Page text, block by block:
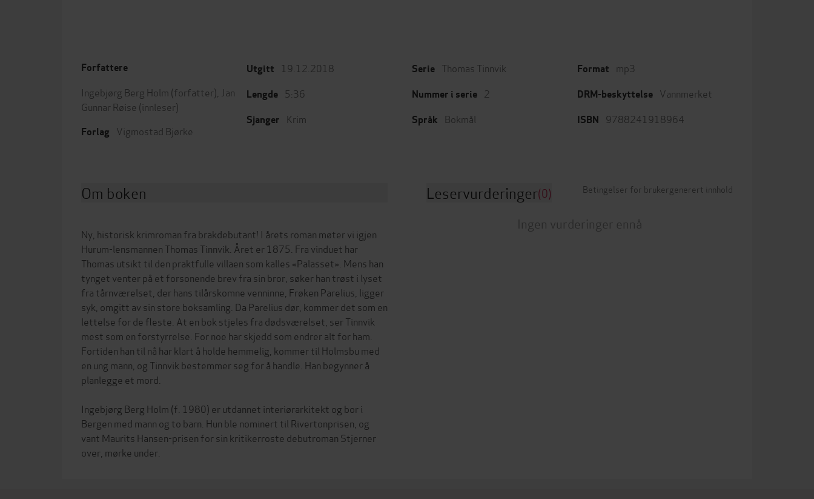
Forfattere
Ingebjørg Berg Holm (forfatter), Jan
Gunnar Røise (innleser)
Forlag Vigmostad Bjørke
Utgitt 19.12.2018
Lengde 5:36
Sjanger Krim
Serie Thomas Tinnvik
Nummer i serie 2
Språk Bokmål
Format mp3
DRM-beskyttelse Vannmerket
ISBN 9788241918964
Om boken
Ny, historisk krimroman fra brakdebutant! I årets roman møter vi igjen
Hurum-lensmannen Thomas Tinnvik. Året er 1875. Fra vinduet har
Thomas utsikt til den praktfulle villaen som kalles «Palasset». Mens han
tynget venter på et forsonende brev fra sin bror, søker han trøst i lyset
fra tårnværelset, der hans tilårskomne venninne, Frøken Parelius, ligger
syk, omgitt av sin store boksamling. Da Parelius dør, kommer det som en
lettelse for de fleste. At en bok stjeles fra dødsværelset, ser Tinnvik
mest som en forstyrrelse. For noe har skjedd som endrer alt for ham.
Fortiden han til nå har klart å holde hemmelig, kommer til Holmsbu med
en ung mann, og Tinnvik bestemmer seg for å handle. Han begynner å
planlegge et mord.
Ingebjørg Berg Holm (f. 1980) er utdannet interiørarkitekt og bor i
Bergen med mann og to barn. Hun ble nominert til Rivertonprisen, og
vant Maurits Hansen-prisen for sin kritikerroste debutroman Stjerner
Leservurderinger(0) Betingelser for brukergenerert innhold
Ingen vurderinger ennå